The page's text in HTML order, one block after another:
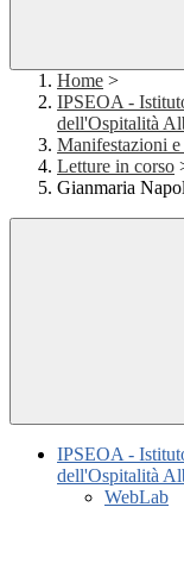
Home >
IPSEOA -
dell'Ospitalità
Manifestazioni e
Letture in corso
Gianmaria
IPSEOA -
dell'Ospitalità
WebLab